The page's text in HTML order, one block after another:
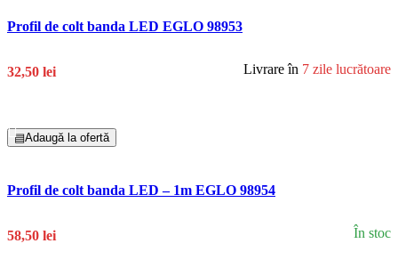
Profil de colt banda LED EGLO 98953
32,50 lei Livrare în 7 zile lucrătoare
▤Adaugă la ofertă
Profil de colt banda LED – 1m EGLO 98954
58,50 lei În stoc